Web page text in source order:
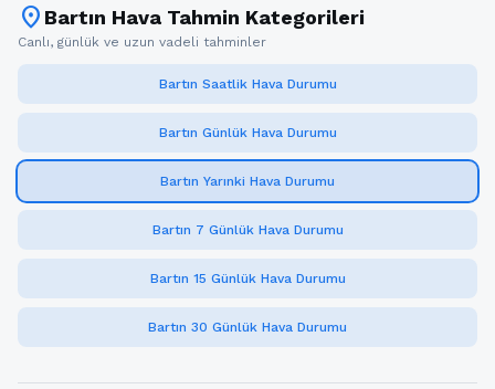
location_on Bartın Hava Tahmin Kategorileri
Canlı, günlük ve uzun vadeli tahminler
Bartın Saatlik Hava Durumu
Bartın Günlük Hava Durumu
Bartın Yarınki Hava Durumu
Bartın 7 Günlük Hava Durumu
Bartın 15 Günlük Hava Durumu
Bartın 30 Günlük Hava Durumu